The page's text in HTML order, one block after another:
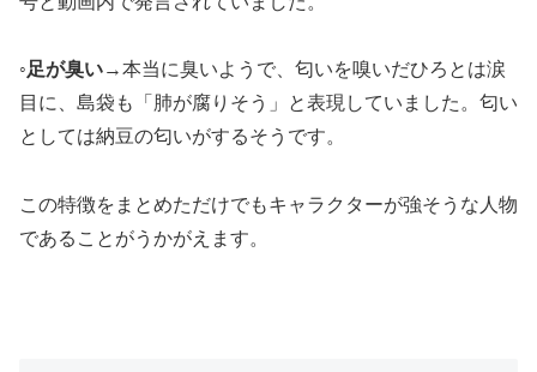
◦足が臭い→本当に臭いようで、匂いを嗅いだひろとは涙
目に、島袋も「肺が腐りそう」と表現していました。匂い
としては納豆の匂いがするそうです。
この特徴をまとめただけでもキャラクターが強そうな人物
であることがうかがえます。